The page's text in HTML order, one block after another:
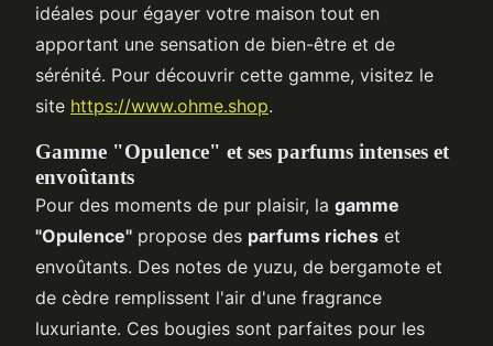
idéales pour égayer votre maison tout en
apportant une sensation de bien-être et de
sérénité. Pour découvrir cette gamme, visitez le
site https://www.ohme.shop.
Gamme "Opulence" et ses parfums intenses et
envoûtants
Pour des moments de pur plaisir, la gamme
"Opulence" propose des parfums riches et
envoûtants. Des notes de yuzu, de bergamote et
de cèdre remplissent l'air d'une fragrance
luxuriante. Ces bougies sont parfaites pour les